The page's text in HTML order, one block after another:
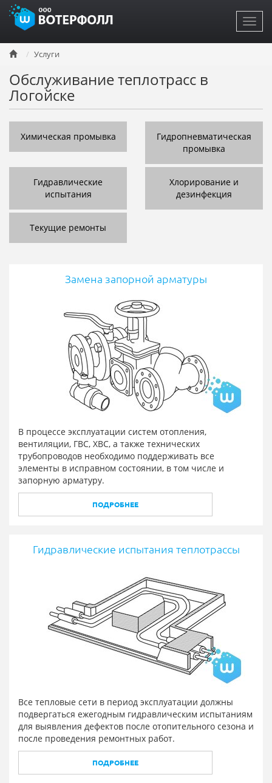
Перейти
основному
содержанию
Услуги
Обслуживание теплотрасс в
Логойске
Химическая промывка
Гидропневматическая
промывка
Гидравлические
испытания
Хлорирование и
дезинфекция
Текущие ремонты
Замена запорной арматуры
В процессе эксплуатации систем отопления,
вентиляции, ГВС, ХВС, а также технических
трубопроводов необходимо поддерживать все
элементы в исправном состоянии, в том числе и
запорную арматуру.
ПОДРОБНЕЕ
Гидравлические испытания теплотрассы
Все тепловые сети в период эксплуатации должны
подвергаться ежегодным гидравлическим испытаниям
для выявления дефектов после отопительного сезона и
после проведения ремонтных работ.
ПОДРОБНЕЕ